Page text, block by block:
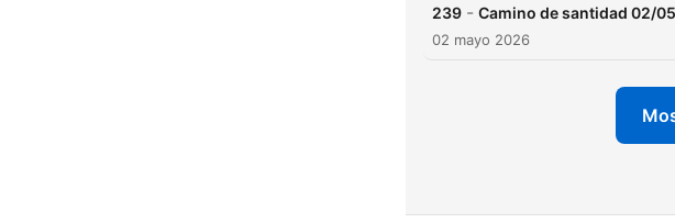
239 - Camino de santidad 02/
02 mayo 2026